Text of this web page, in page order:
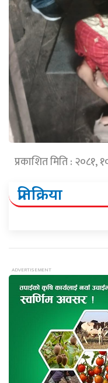
प्रकाशित मिति : २०८१,
प्रतिक्रिया